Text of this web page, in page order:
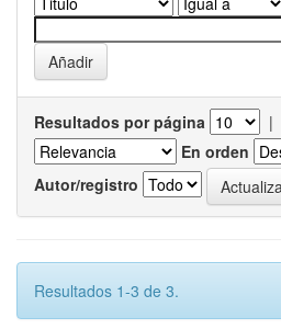
Resultados por página |
En orden
Autor/registro
Resultados 1-3 de 3.